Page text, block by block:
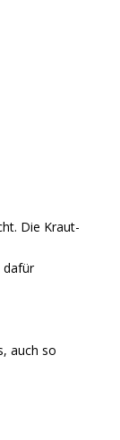
Die Kraut-
dafür
auch so